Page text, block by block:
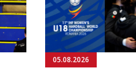
05.08.2026